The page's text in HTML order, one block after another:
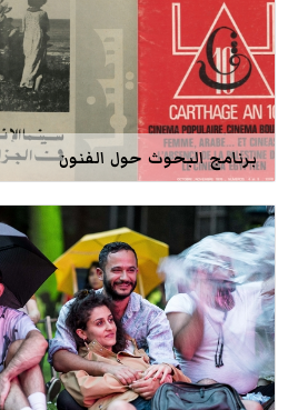
برنامج البحوث حول الفنون